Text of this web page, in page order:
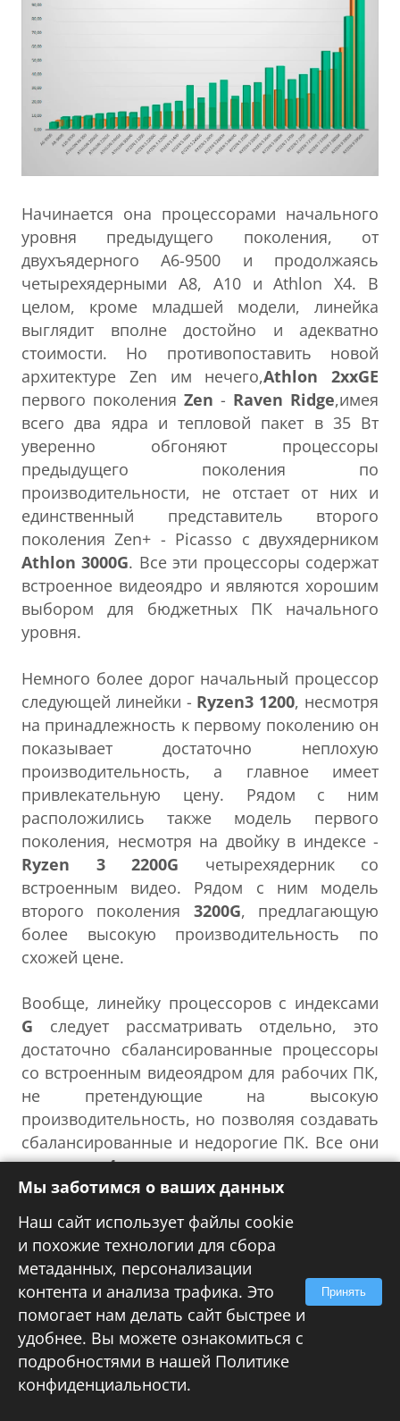
Начинается она процессорами начального
уровня предыдущего поколения, от
двухъядерного A6-9500 и продолжаясь
четырехядерными A8, A10 и Athlon X4. В
целом, кроме младшей модели, линейка
выглядит вполне достойно и адекватно
стоимости. Но противопоставить новой
архитектуре Zen им нечего,Athlon 2xxGE
первого поколения Zen - Raven Ridge,имея
всего два ядра и тепловой пакет в 35 Вт
уверенно обгоняют процессоры
предыдущего поколения по
производительности, не отстает от них и
единственный представитель второго
поколения Zen+ - Picasso с двухядерником
Athlon 3000G. Все эти процессоры содержат
встроенное видеоядро и являются хорошим
выбором для бюджетных ПК начального
уровня.
Немного более дорог начальный процессор
следующей линейки - Ryzen3 1200, несмотря
на принадлежность к первому поколению он
показывает достаточно неплохую
производительность, а главное имеет
привлекательную цену. Рядом с ним
расположились также модель первого
поколения, несмотря на двойку в индексе -
Ryzen 3 2200G четырехядерник со
встроенным видео. Рядом с ним модель
второго поколения 3200G, предлагающую
более высокую производительность по
схожей цене.
Вообще, линейку процессоров с индексами
G следует рассматривать отдельно, это
достаточно сбалансированные процессоры
со встроенным видеоядром для рабочих ПК,
не претендующие на высокую
производительность, но позволяя создавать
сбалансированные и недорогие ПК. Все они
имеют по4 ядраи встроенное видео ядро
RADEON RX Vega 8уRyzen 3, иRADEON RX
Vega 11
. Если рассматривать их
отдельно от других представителей
семейства Ryzen, то вырисовывается
достаточно четкая картинка и данные
процессоры прекрасно находят свое место.
А вот четырехядерномуRyzen 5 1400
повезло не так сильно, на фоне
шестиядерниковRyzen 5 1600, 2600
Мы заботимся о ваших данных
Наш сайт использует файлы cookie
и похожие технологии для сбора
метаданных, персонализации
контента и анализа трафика. Это
помогает нам делать сайт быстрее и
удобнее. Вы можете ознакомиться с
подробностями в нашей Политике
конфиденциальности.
Принять